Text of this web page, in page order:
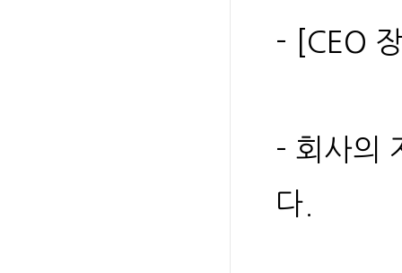
- [CEO
- 회사의
다.